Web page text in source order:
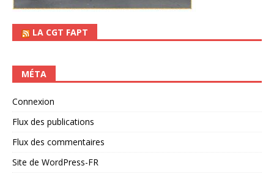
LA CGT FAPT
MÉTA
Connexion
Flux des publications
Flux des commentaires
Site de WordPress-FR